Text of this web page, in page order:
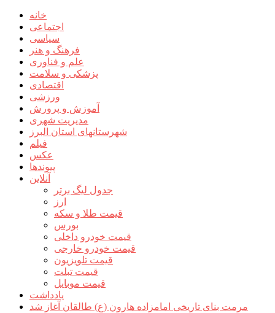
خانه
اجتماعی
سیاسی
فرهنگ و هنر
علم و فناوری
پزشکی و سلامت
اقتصادی
ورزشی
آموزش و پرورش
مدیریت شهری
شهرستانهای استان البرز
فیلم
عکس
پیوندها
آنلاین
جدول لیگ برتر
ارز
قیمت طلا و سکه
بورس
قیمت خودرو داخلی
قیمت خودرو خارجی
قیمت تلویزیون
قیمت تبلت
قیمت موبایل
یادداشت
مرمت بنای تاریخی امامزاده هارون (ع) طالقان آغاز شد